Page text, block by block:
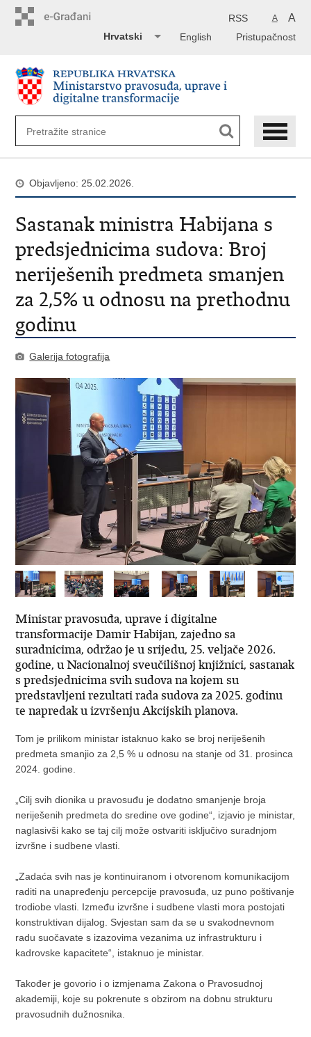
A A
RSS
Pristupačnost
English
Hrvatski
Objavljeno: 25.02.2026.
Sastanak ministra Habijana s
predsjednicima sudova: Broj
neriješenih predmeta smanjen
za 2,5% u odnosu na prethodnu
godinu
Galerija fotografija
Ministar pravosuđa, uprave i digitalne
transformacije Damir Habijan, zajedno sa
suradnicima, održao je u srijedu, 25. veljače 2026.
godine, u Nacionalnoj sveučilišnoj knjižnici, sastanak
s predsjednicima svih sudova na kojem su
predstavljeni rezultati rada sudova za 2025. godinu
te napredak u izvršenju Akcijskih planova.
Tom je prilikom ministar istaknuo kako se broj neriješenih
predmeta smanjio za 2,5 % u odnosu na stanje od 31. prosinca
2024. godine.
„Cilj svih dionika u pravosuđu je dodatno smanjenje broja
neriješenih predmeta do sredine ove godine“, izjavio je ministar,
naglasivši kako se taj cilj može ostvariti isključivo suradnjom
izvršne i sudbene vlasti.
„Zadaća svih nas je kontinuiranom i otvorenom komunikacijom
raditi na unapređenju percepcije pravosuđa, uz puno poštivanje
trodiobe vlasti. Između izvršne i sudbene vlasti mora postojati
konstruktivan dijalog. Svjestan sam da se u svakodnevnom
radu suočavate s izazovima vezanima uz infrastrukturu i
kadrovske kapacitete“, istaknuo je ministar.
Također je govorio i o izmjenama Zakona o Pravosudnoj
akademiji, koje su pokrenute s obzirom na dobnu strukturu
pravosudnih dužnosnika.